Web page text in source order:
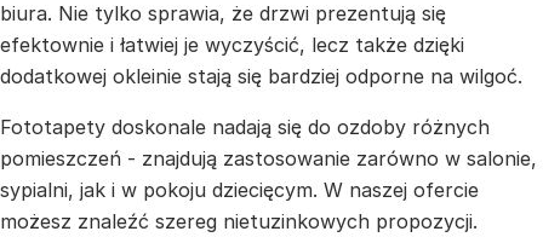
biura. Nie tylko sprawia, że drzwi prezentują się
efektownie i łatwiej je wyczyścić, lecz także dzięki
dodatkowej okleinie stają się bardziej odporne na wilgoć.
Fototapety doskonale nadają się do ozdoby różnych
pomieszczeń - znajdują zastosowanie zarówno w salonie,
sypialni, jak i w pokoju dziecięcym. W naszej ofercie
możesz znaleźć szereg nietuzinkowych propozycji.